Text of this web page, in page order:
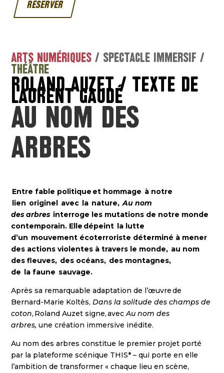
RÉSERVER
ARTS NUMÉRIQUES / SPECTACLE IMMERSIF /
THÉÂTRE
ROLAND AUZET / TEXTE DE
LAURENT GAUDÉ
Au nom des
arbres
Entre fable politique et hommage à notre
lien originel avec la nature,Au nom
des arbres interroge les mutations de notre monde
contemporain. Elle dépeint la lutte
d’un mouvement écoterroriste déterminé à mener
des actions violentes à travers le monde, au nom
des fleuves, des océans, des montagnes,
de la faune sauvage.
Après sa remarquable adaptation de l’œuvre de
Bernard-Marie Koltès,Dans la solitude des champs de
coton, Roland Auzet signe, avecAu nom des
arbres, une création immersive inédite.
Au nom des arbres constitue le premier projet porté
par la plateforme scénique THIS* – qui porte en elle
l’ambition de transformer « chaque lieu en scène,